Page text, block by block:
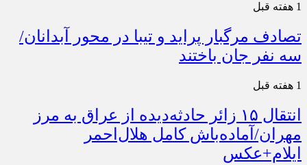
1 هفته قبل
تصادف مرگبار پراید و تیبا در محور آبدانان/
سه نفر جان باختند
1 هفته قبل
انتقال ۱۵ زائر حادثه‌دیده از عراق به مرز
مهران/آماده‌باش کامل هلال‌احمر
ایلام+عکس